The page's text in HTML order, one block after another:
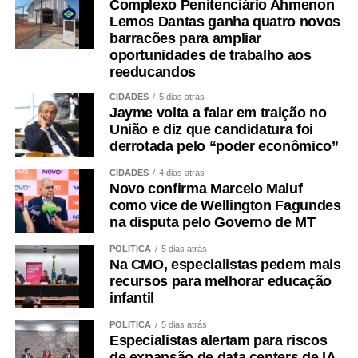
Quinta-feira (13), às 10h: a CAS e a CDH fazem
duas audiências conjuntas seguidas para debater o
atendimento a pacientes com hemoglobinúria
relacionados ao diagnóstico, tratamento e políticas
públicas para a insuficiência adrenal no Brasil.
Sessões especiais
Também estão marcadas sessões especiais e de debates
temáticos do Senado e uma sessão solene do Congresso
para a próxima semana.
Segunda-feira (10), às 10h: sessão especial do
Senado para celebrar o Dia Nacional da Proteção
de Dados.
Terça-feira (11), às 10h: sessão de debates
temáticos no Plenário para discutir as políticas
Complexo Penitenciário Ahmenon
Lemos Dantas ganha quatro novos
barracões para ampliar
oportunidades de trabalho aos
reeducandos
CIDADES 5 dias atrás
Jayme volta a falar em traição no
União e diz que candidatura foi
derrotada pelo “poder econômico”
CIDADES 4 dias atrás
Novo confirma Marcelo Maluf
como vice de Wellington Fagundes
na disputa pelo Governo de MT
POLÍTICA 5 dias atrás
Na CMO, especialistas pedem mais
recursos para melhorar educação
infantil
POLÍTICA 5 dias atrás
Especialistas alertam para riscos